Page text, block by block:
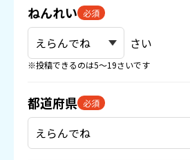
ねんれい 必須
さい
※投稿できるのは5〜19さいです
都道府県 必須